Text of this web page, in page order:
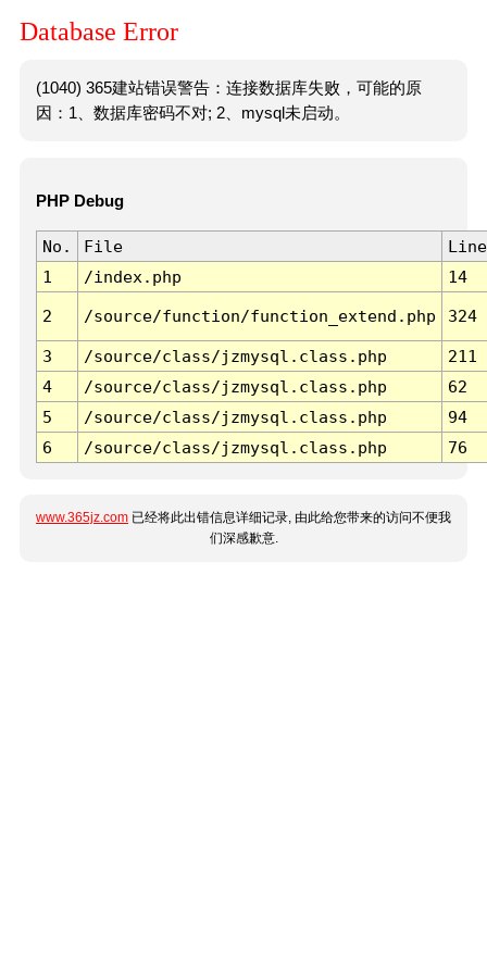
Database Error
(1040) 365建站错误警告：连接数据库失败，可能的原
因：1、数据库密码不对; 2、mysql未启动。
PHP Debug
No. File
Line
1
/index.php 14
2 /source/function/function_extend.php 324
3 /source/class/jzmysql.class.php
211
4
/source/class/jzmysql.class.php
62
5
/source/class/jzmysql.class.php
94
6
/source/class/jzmysql.class.php 76
www.365jz.com 已经将此出错信息详细记录, 由此给您带来的访问不便我
们深感歉意.